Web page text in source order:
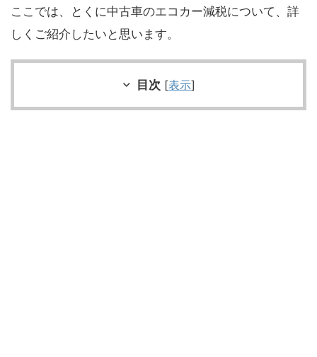
ここでは、とくに中古車のエコカー減税について、詳
しくご紹介したいと思います。
目次 [表示]